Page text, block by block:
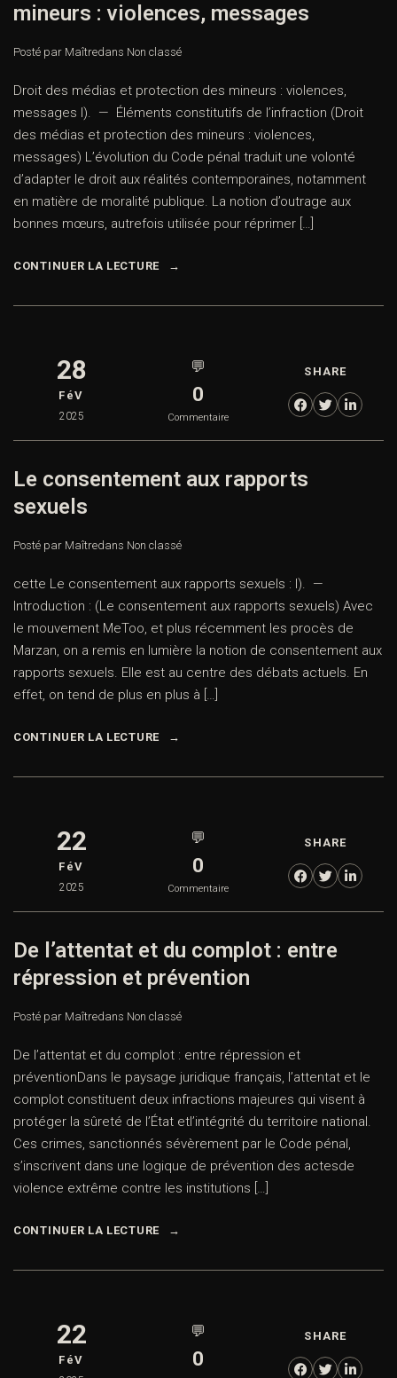
mineurs : violences, messages
Posté par Maîtredans Non classé
Droit des médias et protection des mineurs : violences,
messages I). — Éléments constitutifs de l’infraction (Droit
des médias et protection des mineurs : violences,
messages) L’évolution du Code pénal traduit une volonté
d’adapter le droit aux réalités contemporaines, notamment
en matière de moralité publique. La notion d’outrage aux
bonnes mœurs, autrefois utilisée pour réprimer […]
CONTINUER LA LECTURE
28
FéV
2025
💬
0
Commentaire
SHARE
Le consentement aux rapports
sexuels
Posté par Maîtredans Non classé
cette Le consentement aux rapports sexuels : I). —
Introduction : (Le consentement aux rapports sexuels) Avec
le mouvement MeToo, et plus récemment les procès de
Marzan, on a remis en lumière la notion de consentement aux
rapports sexuels. Elle est au centre des débats actuels. En
effet, on tend de plus en plus à […]
CONTINUER LA LECTURE
22
FéV
2025
💬
0
Commentaire
SHARE
De l’attentat et du complot : entre
répression et prévention
Posté par Maîtredans Non classé
De l’attentat et du complot : entre répression et
préventionDans le paysage juridique français, l’attentat et le
complot constituent deux infractions majeures qui visent à
protéger la sûreté de l’État etl’intégrité du territoire national.
Ces crimes, sanctionnés sévèrement par le Code pénal,
s’inscrivent dans une logique de prévention des actesde
violence extrême contre les institutions […]
CONTINUER LA LECTURE
22
FéV
💬
0
SHARE